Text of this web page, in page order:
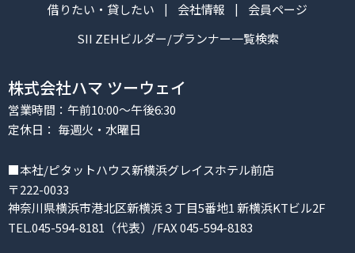
借りたい・貸したい
会社情報
会員ページ
SII ZEHビルダー/プランナー一覧検索
株式会社ハマ ツーウェイ
営業時間：午前10:00～午後6:30
定休日： 毎週火・水曜日
■本社/ピタットハウス新横浜グレイスホテル前店
〒222-0033
神奈川県横浜市港北区新横浜３丁目5番地1 新横浜KTビル2F
TEL.045-594-8181（代表）/FAX 045-594-8183